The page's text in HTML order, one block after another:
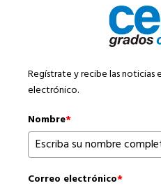
Regístrate y recibe las noticias
electrónico.
Nombre*
Correo electrónico*